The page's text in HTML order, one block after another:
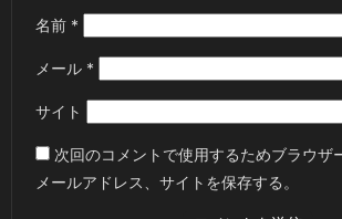
名前 *
メール *
サイト
次回のコメントで使用するためブラウザ
メールアドレス、サイトを保存する。